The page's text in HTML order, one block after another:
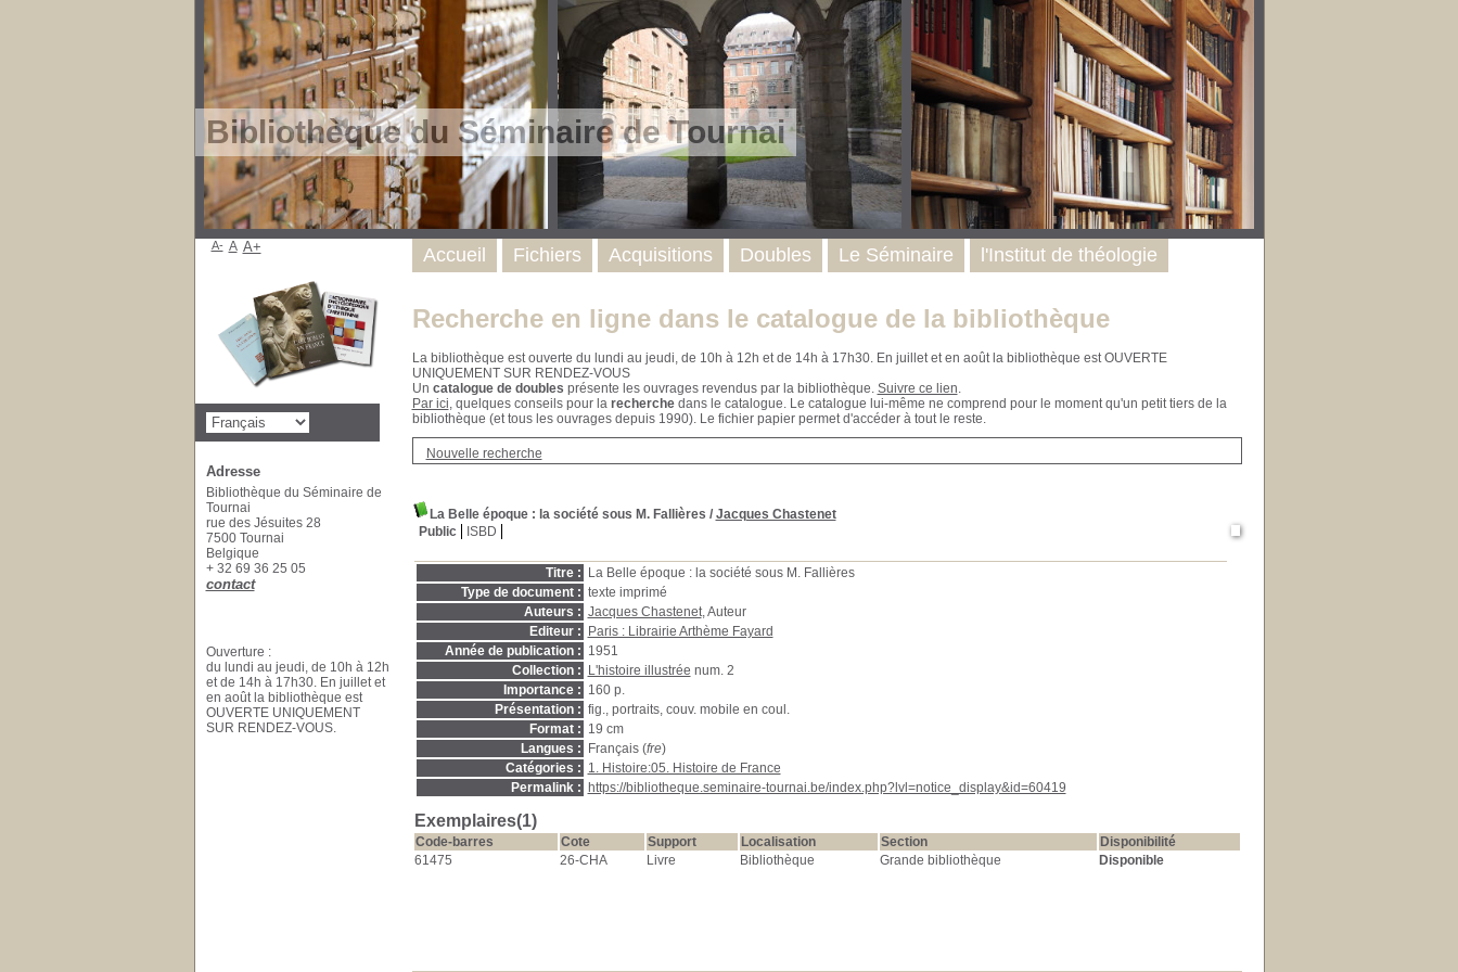
Bibliothèque du Séminaire de Tournai
Recherche en ligne dans le catalogue de la bibliothèque
La bibliothèque est ouverte du lundi au jeudi, de 10h à 12h et de 14h à 17h30. En juillet et en août la bibliothèque est OUVERTE
UNIQUEMENT SUR RENDEZ-VOUS
Un catalogue de doubles présente les ouvrages revendus par la bibliothèque. Suivre ce lien.
Par ici, quelques conseils pour la recherchedans le catalogue. Le catalogue lui-même ne comprend pour le moment qu'un petit tiers de la
bibliothèque (et tous les ouvrages depuis 1990). Le fichier papier permet d'accéder à tout le reste.
Nouvelle recherche
La Belle époque: la société sous M. Fallières / Jacques Chastenet
Public
ISBD
Titre :
La Belle époque : la société sous M. Fallières
Type de document : texte imprimé
Auteurs : Jacques Chastenet, Auteur
Editeur :
Paris : Librairie Arthème Fayard
Année de publication : 1951
Collection :
L'histoire illustrée num. 2
Importance : 160 p.
Présentation : fig., portraits, couv. mobile en coul.
Format : 19 cm
Langues :
Français (fre)
Catégories : 1. Histoire:05. Histoire de France
Permalink :
https://bibliotheque.seminaire-tournai.be/index.php?lvl=notice_display&id=60419
Exemplaires(1)
Code-barres Cote Support Localisation Section
Disponibilité
61475
26-CHA Livre Bibliothèque Grande bibliothèque Disponible
Accueil Fichiers Acquisitions Doubles Le Séminaire l'Institut de théologie
A- A A+
Adresse
Bibliothèque du Séminaire de
Tournai
rue des Jésuites 28
7500 Tournai
Belgique
+ 32 69 36 25 05
contact
Ouverture :
du lundi au jeudi, de 10h à 12h
et de 14h à 17h30. En juillet et
en août la bibliothèque est
OUVERTE UNIQUEMENT
SUR RENDEZ-VOUS.